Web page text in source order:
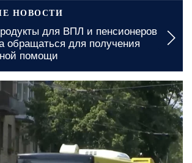
НОВОСТИ
света в Винницкой области
предупредили, где будут